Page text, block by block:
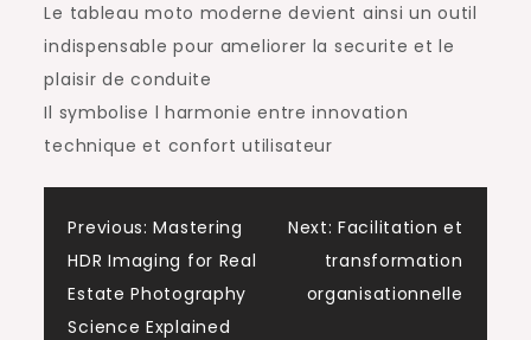
Le tableau moto moderne devient ainsi un outil
indispensable pour ameliorer la securite et le
plaisir de conduite
Il symbolise l harmonie entre innovation
technique et confort utilisateur
Post
navigation
Previous: Mastering
HDR Imaging for Real
Estate Photography
Science Explained
Next: Facilitation et
transformation
organisationnelle